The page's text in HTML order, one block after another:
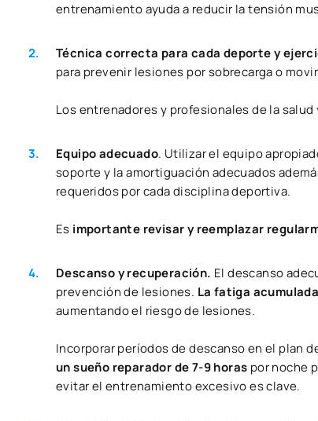
entrenamiento ayuda a reducir la tensión
Técnica correcta para cada deporte y
para prevenir lesiones por sobrecarga o
Los entrenadores y profesionales de la
Equipo adecuado. Utilizar el equipo
soporte y la amortiguación adecuados
requeridos por cada disciplina deportiva.
Es importante revisar y reemplazar
Descanso y recuperación. El descanso
prevención de lesiones. La fatiga
aumentando el riesgo de lesiones.
Incorporar períodos de descanso en el plan
un sueño reparador de 7-9 horas por noche
evitar el entrenamiento excesivo es clave.